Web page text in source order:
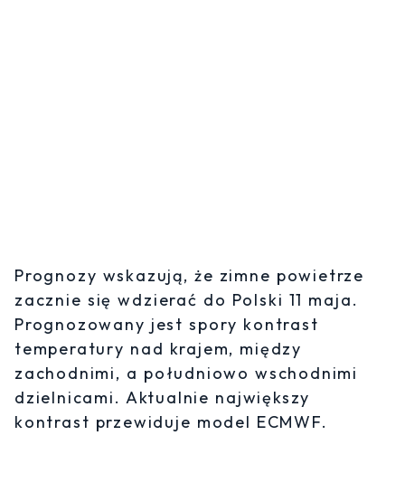
Prognozy wskazują, że zimne powietrze
zacznie się wdzierać do Polski 11 maja.
Prognozowany jest spory kontrast
temperatury nad krajem, między
zachodnimi, a południowo wschodnimi
dzielnicami. Aktualnie największy
kontrast przewiduje model ECMWF.